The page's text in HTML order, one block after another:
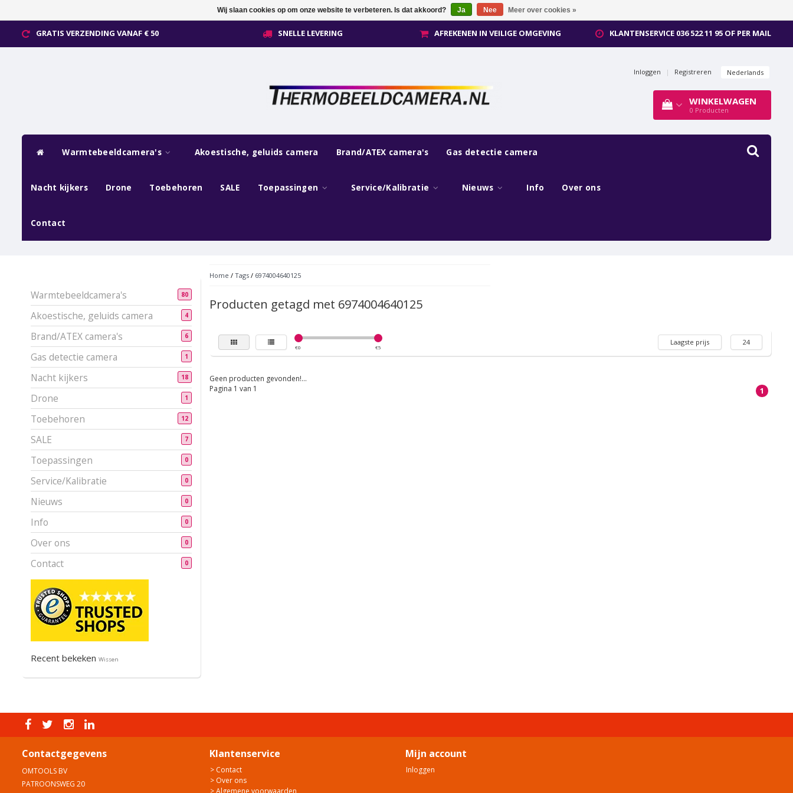
GRATIS VERZENDING VANAF € 50 SNELLE LEVERING AFREKENEN IN VEILIGE OMGEVING KLANTENSERVICE 036 522 11 95 OF PER MAIL
Inloggen | Registreren Nederlands
WINKELWAGEN
0 Producten
Warmtebeeldcamera's Akoestische, geluids camera Brand/ATEX camera's Gas detectie camera
Nacht kijkers Drone Toebehoren SALE Toepassingen Service/Kalibratie Nieuws Info Over ons
Contact
Warmtebeeldcamera's 80
Akoestische, geluids camera 4
Brand/ATEX camera's 6
Gas detectie camera 1
Nacht kijkers 18
Drone 1
Toebehoren 12
SALE 7
Toepassingen 0
Service/Kalibratie 0
Nieuws 0
Info 0
Over ons 0
Contact 0
Recent bekeken Wissen
Home / Tags/ 6974004640125
Producten getagd met 6974004640125
€0 €5
Laagste prijs 24
Geen producten gevonden!...
Pagina 1 van 1
1
Contactgegevens
OMTOOLS BV
PATROONSWEG 20
Klantenservice
> Contact
> Over ons
> Algemene voorwaarden
Mijn account
Inloggen
Wij slaan cookies op om onze website te verbeteren. Is dat akkoord? Ja Nee Meer over cookies »